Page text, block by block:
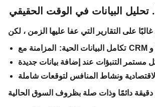
أ. تحليل البيانات في الوقت الحقيقي
تكامل البيانات الحية: